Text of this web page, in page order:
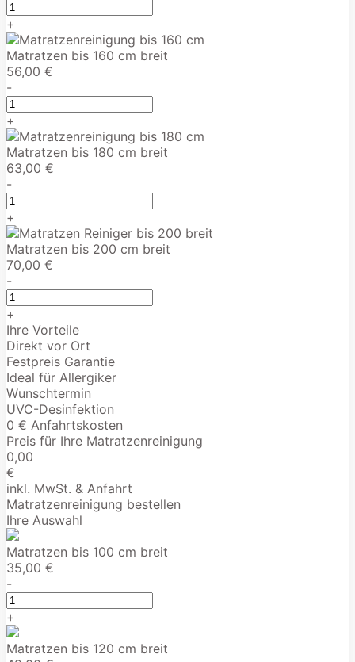
+
Matratzen bis 160 cm breit
56,00 €
-
+
Matratzen bis 180 cm breit
63,00 €
-
+
Matratzen bis 200 cm breit
70,00 €
-
+
Ihre Vorteile
Direkt vor Ort
Festpreis Garantie
Ideal für Allergiker
Wunschtermin
UVC-Desinfektion
0 € Anfahrtskosten
Preis für Ihre Matratzenreinigung
0,00
€
inkl. MwSt. & Anfahrt
Matratzenreinigung bestellen
Ihre Auswahl
Matratzen bis 100 cm breit
35,00 €
-
+
Matratzen bis 120 cm breit